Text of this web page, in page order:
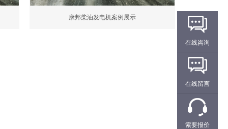
康邦柴油发电机案例展示
在线咨询
在线留言
索要报价